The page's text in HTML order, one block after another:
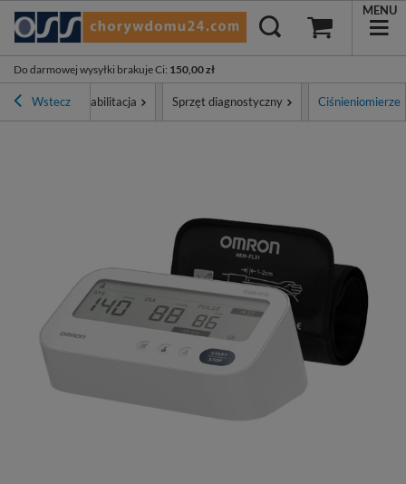
Do darmowej wysyłki brakuje Ci: 150,00 zł
MENU
Wstecz
Diagnostyka i rehabilitacja Sprzęt diagnostyczny Ciśnieniomierze